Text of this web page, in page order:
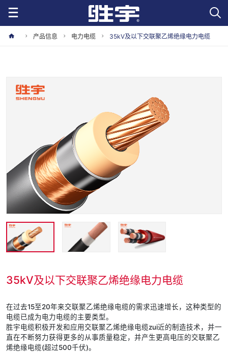
产品信息 电力电缆 35kV及以下交联聚乙烯绝缘电力电缆
35kV及以下交联聚乙烯绝缘电力电缆
在过去15至20年来交联聚乙烯绝缘电缆的需求迅速增长，这种类型的
电缆已成为电力电缆的主要类型。
胜宇电缆积极开发和应用交联聚乙烯绝缘电缆zui近的制造技术，并一
直在不断努力获得更多的从事质量稳定，并产生更高电压的交联聚乙
烯绝缘电缆(超过500千伏)。